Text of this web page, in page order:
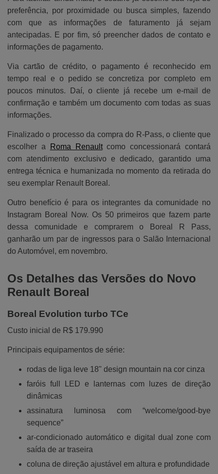
preferência, por proximidade ou busca simples, fazendo
com que as informações de faturamento já sejam
antecipadas. E por fim, só preencher dados de contato e
informações de pagamento.
Via cartão de crédito, o pagamento é reconhecido em
tempo real e o pedido se concretiza por completo em
poucos minutos. Daí, o cliente já recebe um e-mail de
confirmação e também um documento com todas as suas
informações.
Finalizado o processo da compra do R-Pass, o cliente que
escolher a
Roma Renaultcomo concessionará contará
com atendimento exclusivo e dedicado, garantido uma
entrega técnica e humanizada no momento da retirada do
seu exemplar Renault Boreal.
Outro benefício é para os integrantes da comunidade no
Instagram Boreal Now. Os 50 primeiros que fazem parte
dessa comunidade e comprarem o Boreal R Pass,
ganharão um par de ingressos para o Salão Internacional
do Automóvel, em novembro.
Os Detalhes das Versões do Novo
Renault Boreal
Boreal Evolution turbo TCe
Custo inicial de R$ 179.990
Principais equipamentos de série:
rodas de liga leve 18" design mountain na cor cinza
faróis full LED e lanternas com luzes de direção
dinâmicas
assinatura luminosa com “welcome/good-bye
sequence”
ar-condicionado automático e digital dual zone com
saída de ar traseira
coluna de direção ajustável em altura e profundidade